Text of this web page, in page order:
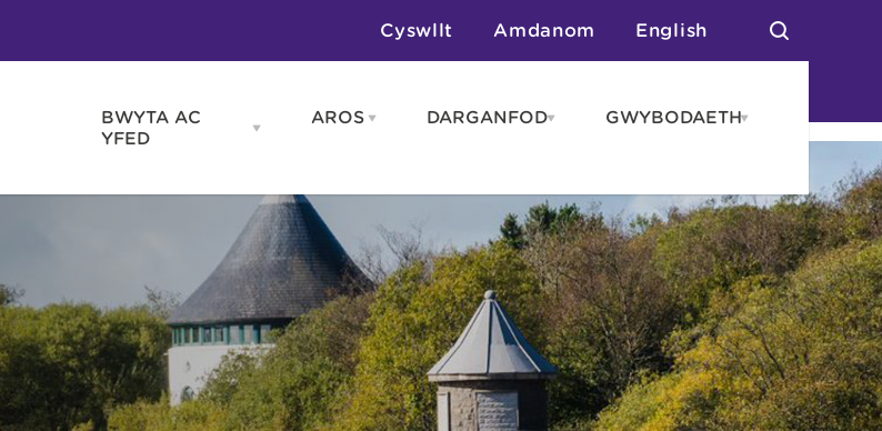
Cyswllt Amdanom English
BWYTA AC
YFED
Open
YFED
menu
Blas ar Gymru
Tafarndai a Bariau
Caffis a Delis
AROS Open
Hunan Arlwyo
Carafanau a Gwersylla
Rhagor o Leoedd
DARGANFODOpen
GWYBODAETHOpen